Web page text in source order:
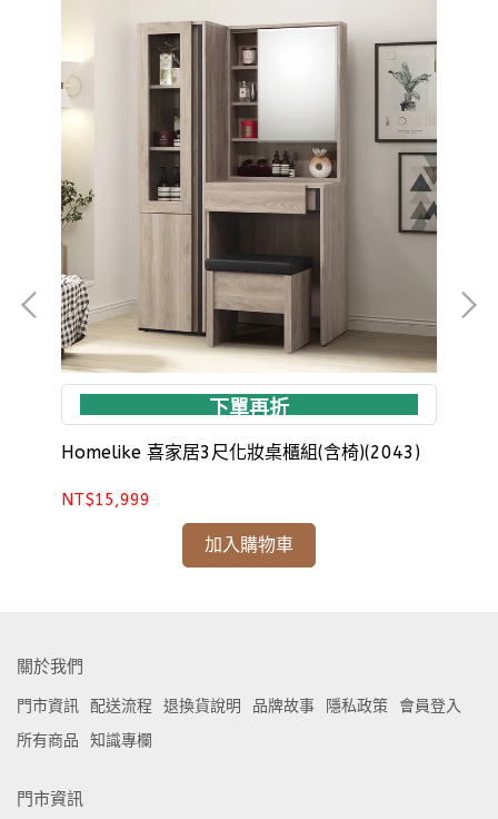
下單再折
Homelike 喜家居3尺化妝桌櫃組(含椅)(2043)
NT$15,999
加入購物車
關於我們
門市資訊 配送流程 退換貨說明 品牌故事 隱私政策
會員登入
所有商品
知識專欄
門市資訊